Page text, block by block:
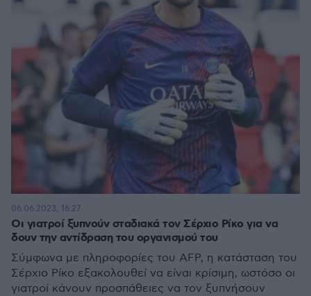
Οι γιατροί ξυπνούν σταδιακά τον Σέρχιο Ρίκο για να
δουν την αντίδραση του οργανισμού του
Σύμφωνα με πληροφορίες του AFP, η κατάσταση του
Σέρχιο Ρίκο εξακολουθεί να είναι κρίσιμη, ωστόσο οι
γιατροί κάνουν προσπάθειες να τον ξυπνήσουν
06.06.2023, 16:27